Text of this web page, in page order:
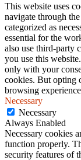
This website uses
navigate through
categorized as
essential for the
also use third-party
you use this
only with your
cookies. But opting
browsing
Necessary
Necessary
Always Enabled
Necessary cookies
function properly.
security features of